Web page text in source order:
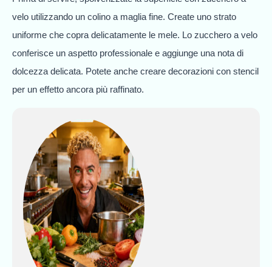
velo utilizzando un colino a maglia fine. Create uno strato
uniforme che copra delicatamente le mele. Lo zucchero a velo
conferisce un aspetto professionale e aggiunge una nota di
dolcezza delicata. Potete anche creare decorazioni con stencil
per un effetto ancora più raffinato.